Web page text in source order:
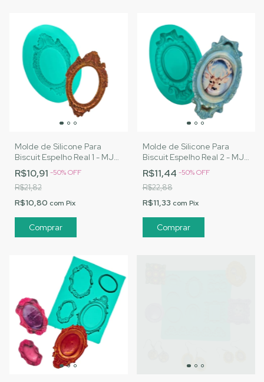
Molde de Silicone Para
Biscuit Espelho Real 1 - MJ
Artesanatos |Cód. A109
R$10,91 -50%OFF
R$21,82
R$10,80 com Pix
Molde de Silicone Para
Biscuit Espelho Real 2 - MJ
Artesanatos |Cód. A110
R$11,44 -50%OFF
R$22,88
R$11,33 com Pix